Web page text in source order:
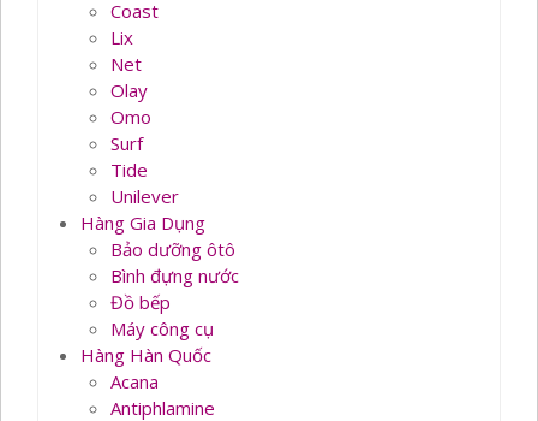
Coast
Lix
Net
Olay
Omo
Surf
Tide
Unilever
Hàng Gia Dụng
Bảo dưỡng ôtô
Bình đựng nước
Đồ bếp
Máy công cụ
Hàng Hàn Quốc
Acana
Antiphlamine